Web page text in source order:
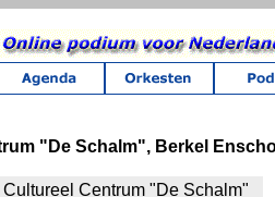
"De Schalm", Berkel
Centrum "De Schalm"